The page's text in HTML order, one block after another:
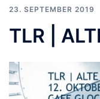
23. SEPTEMBER 2019
TLR |